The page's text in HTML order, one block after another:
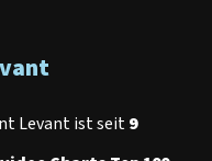
Levant ist seit9